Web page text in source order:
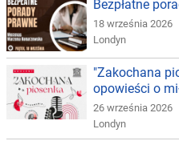
Bezpłatne
18 września 2026
Londyn
"Zakochana
opowieści o
26 września 2026
Londyn